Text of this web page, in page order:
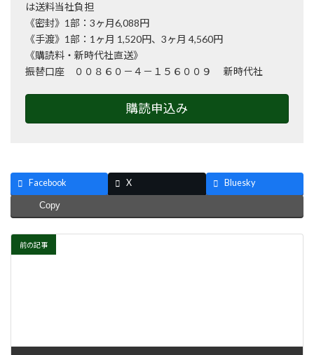
は送料当社負担
《密封》1部：3ヶ月6,088円
《手渡》1部：1ヶ月 1,520円、3ヶ月 4,560円
《購読料・新時代社直送》
振替口座 ００８６０－４－１５６００９ 新時代社
購読申込み
Facebook X Bluesky
Copy
前の記事